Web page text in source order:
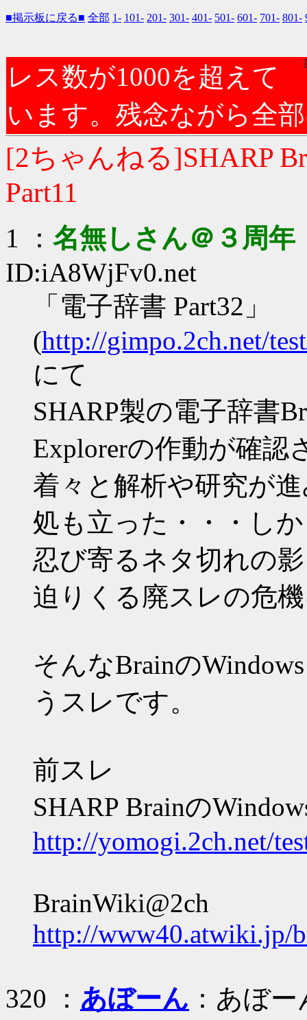
■掲示板に戻る■ 全部 1- 101- 201- 301- 401- 501- 601- 701- 801-
レス数が1000を超えて
います。残念ながら全
[2ちゃんねる]SHARP
Part11
1 ： 名無しさん＠３周年
ID:iA8WjFv0.net
「電子辞書 Part32」
(http://gimpo.2ch.net/
にて
SHARP製の電子辞書
Explorerの作動が確認
着々と解析や研究が
処も立った・・・し
忍び寄るネタ切れの
迫りくる廃スレの危
そんなBrainの
うスレです。
前スレ
SHARP Brainの
http://yomogi.2ch.net/
BrainWiki@2ch
http://www40.atwiki.jp/
320 ： あぼーん ：あぼー